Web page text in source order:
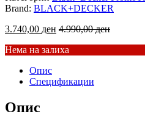
Brand: BLACK+DECKER
3.740,00 ден 4.990,00ден
Нема на залиха
Опис
Спецификации
Опис